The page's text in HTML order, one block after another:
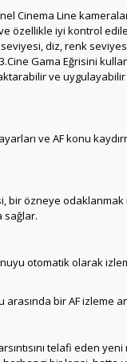
Cinema Line
özellikle iyi kontrol
diz, renk
Gama Eğrisini
ve uygulayabilir
ve AF konu
özneye
sağlar.
otomatik olarak
bir AF izleme
telafi eden